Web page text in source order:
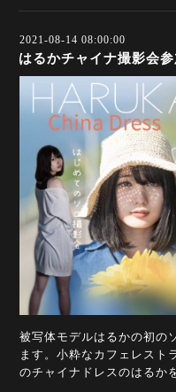
2021-08-14 08:00:00
はるかチャイナ撮影会
被写体モデルはるかの初の
ます。小粋なカフェレスト
のチャイナドレスのはるか